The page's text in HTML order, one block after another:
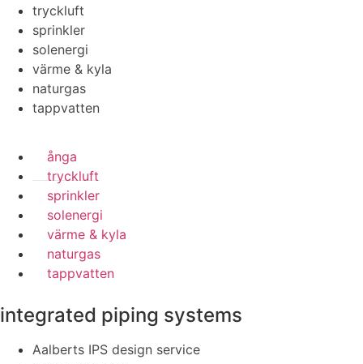
tryckluft
sprinkler
solenergi
värme & kyla
naturgas
tappvatten
ånga
tryckluft
sprinkler
solenergi
värme & kyla
naturgas
tappvatten
integrated piping systems
Aalberts IPS design service